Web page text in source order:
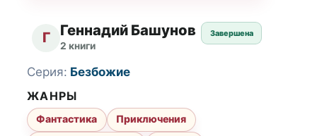
Г Геннадий Башунов
2 книги
Завершена
Серия: Безбожие
ЖАНРЫ
Фантастика
Приключения